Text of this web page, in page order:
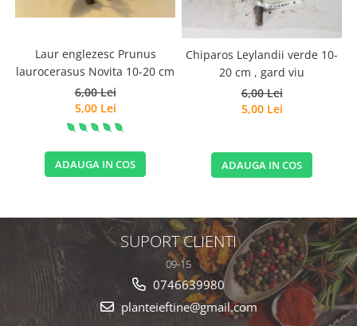
Laur englezesc Prunus
laurocerasus Novita 10-20 cm
6,00 Lei
5,00 Lei
ADAUGA IN COS
Chiparos Leylandii verde 10-
20 cm , gard viu
6,00 Lei
5,00 Lei
ADAUGA IN COS
SUPORT CLIENTI
09-15
0746639980
planteieftine@gmail.com